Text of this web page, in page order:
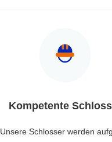
Kompetente
Unsere Schlosser werden